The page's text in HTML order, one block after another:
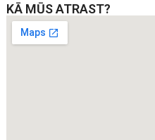
KĀ MŪS ATRAST?